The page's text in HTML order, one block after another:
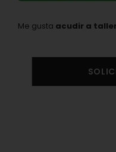
Me gusta acudir a